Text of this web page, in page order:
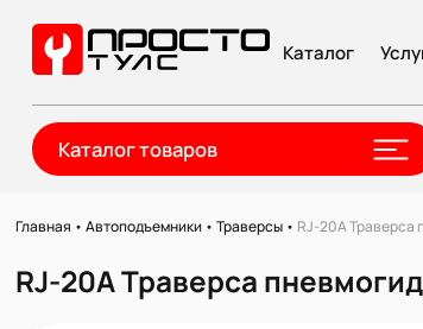
Каталог
Каталог товаров
Главная •Автоподъемники •Траверсы • RJ-20A Траверса
RJ-20A Траверса